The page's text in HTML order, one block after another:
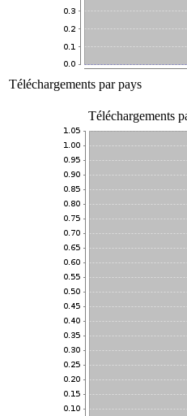
Téléchargements par pays
Téléchargements